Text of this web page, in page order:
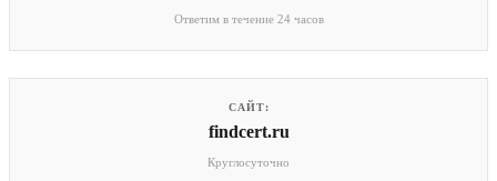
Ответим в течение 24 часов
САЙТ:
findcert.ru
Круглосуточно